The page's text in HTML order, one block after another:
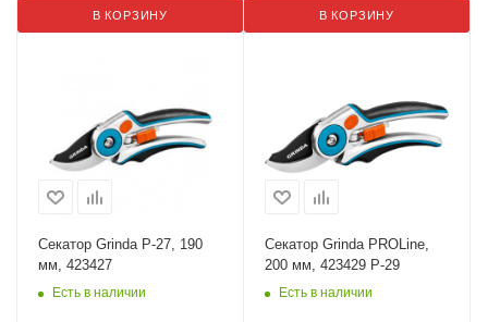
В КОРЗИНУ В КОРЗИНУ
Секатор Grinda P-27, 190
мм, 423427
Есть в наличии
Секатор Grinda PROLine,
200 мм, 423429 P-29
Есть в наличии